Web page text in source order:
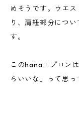
めそうです。ウエ
り、肩紐部分につ
す。
このhanaエプロン
らいいな」って思っ